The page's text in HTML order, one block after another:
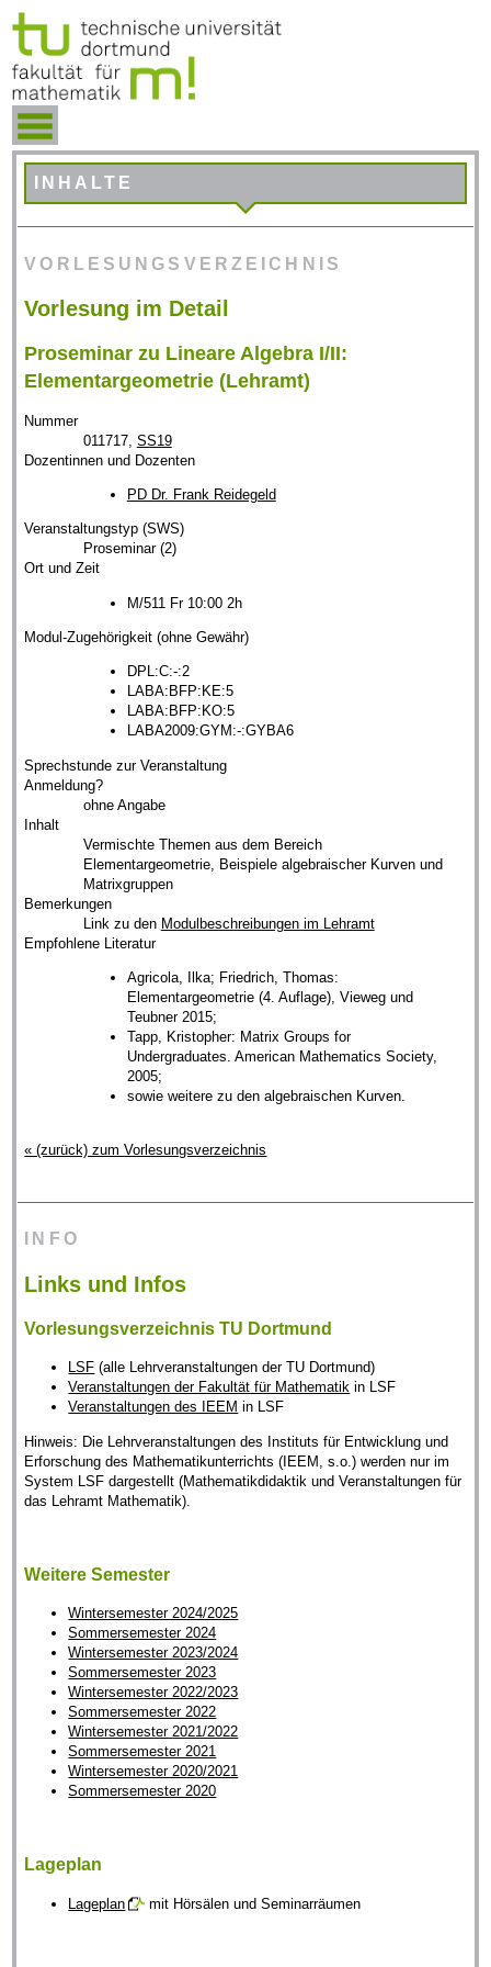
INHALTE
VORLESUNGSVERZEICHNIS
Vorlesung im Detail
Proseminar zu Lineare Algebra I/II:
Elementargeometrie (Lehramt)
Nummer
011717, SS19
Dozentinnen und Dozenten
PD Dr. Frank Reidegeld
Veranstaltungstyp (SWS)
Proseminar (2)
Ort und Zeit
M/511 Fr 10:00 2h
Modul-Zugehörigkeit (ohne Gewähr)
DPL:C:-:2
LABA:BFP:KE:5
LABA:BFP:KO:5
LABA2009:GYM:-:GYBA6
Sprechstunde zur Veranstaltung
Anmeldung?
ohne Angabe
Inhalt
Vermischte Themen aus dem Bereich
Elementargeometrie, Beispiele algebraischer Kurven und
Matrixgruppen
Bemerkungen
Link zu den Modulbeschreibungen im Lehramt
Empfohlene Literatur
Agricola, Ilka; Friedrich, Thomas:
Elementargeometrie (4. Auflage), Vieweg und
Teubner 2015;
Tapp, Kristopher: Matrix Groups for
Undergraduates. American Mathematics Society,
2005;
sowie weitere zu den algebraischen Kurven.
« (zurück) zum Vorlesungsverzeichnis
INFO
Links und Infos
Vorlesungsverzeichnis TU Dortmund
LSF (alle Lehrveranstaltungen der TU Dortmund)
Veranstaltungen der Fakultät für Mathematik in LSF
Veranstaltungen des IEEM in LSF
Hinweis: Die Lehrveranstaltungen des Instituts für Entwicklung und
Erforschung des Mathematikunterrichts (IEEM, s.o.) werden nur im
System LSF dargestellt (Mathematikdidaktik und Veranstaltungen für
das Lehramt Mathematik).
Weitere Semester
Wintersemester 2024/2025
Sommersemester 2024
Wintersemester 2023/2024
Sommersemester 2023
Wintersemester 2022/2023
Sommersemester 2022
Wintersemester 2021/2022
Sommersemester 2021
Wintersemester 2020/2021
Sommersemester 2020
Lageplan
Lageplan mit Hörsälen und Seminarräumen